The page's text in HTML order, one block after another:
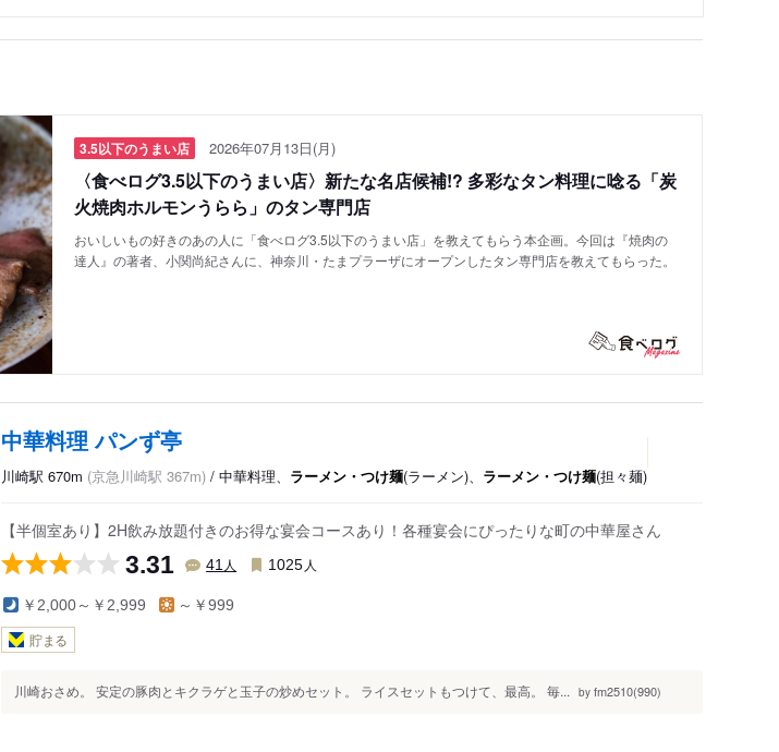
3.5以下のうまい店 2026年07月13日(月)
〈食べログ3.5以下のうまい店〉新たな名店候補!? 多彩なタン料理に唸る「炭
火焼肉ホルモンうらら」のタン専門店
おいしいもの好きのあの人に「食べログ3.5以下のうまい店」を教えてもらう本企画。今回は『焼肉の
達人』の著者、小関尚紀さんに、神奈川・たまプラーザにオープンしたタン専門店を教えてもらった。
中華料理 パンず亭
川崎駅 670m (京急川崎駅 367m) / 中華料理、 ラーメン・つけ麺(ラーメン)、 ラーメン・つけ麺(担々麺)
【半個室あり】2H飲み放題付きのお得な宴会コースあり！各種宴会にぴったりな町の中華屋さん
3.31 41 人 1025 人
￥2,000～￥2,999 ～￥999
貯まる
川崎おさめ。 安定の豚肉とキクラゲと玉子の炒めセット。 ライスセットもつけて、最高。 毎... by fm2510(990)